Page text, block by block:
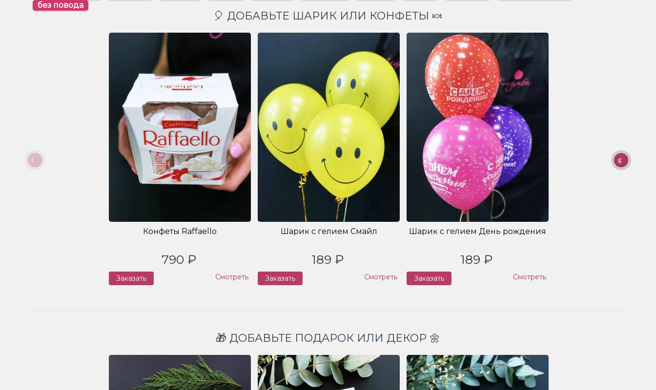
без повода
🎈 ДОБАВЬТЕ ШАРИК ИЛИ КОНФЕТЫ 🍬
Конфеты Raffaello
790 ₽
Заказать Смотреть
Шарик с гелием Смайл
189 ₽
Заказать Смотреть
Шарик с гелием День рождения
189 ₽
Заказать Смотреть
🎁 ДОБАВЬТЕ ПОДАРОК ИЛИ ДЕКОР 🌼